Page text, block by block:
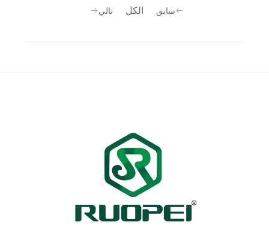
سابق الكل تالي